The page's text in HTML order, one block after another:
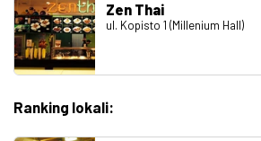
Zen Thai
ul. Kopisto 1 (Millenium Hall)
Ranking lokali: